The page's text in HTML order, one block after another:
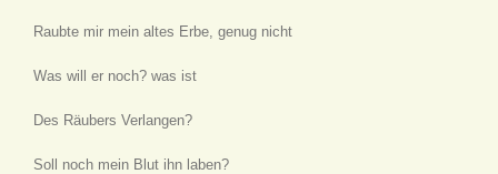
Raubte mir mein altes Erbe, genug nicht
Was will er noch? was ist
Des Räubers Verlangen?
Soll noch mein Blut ihn laben?